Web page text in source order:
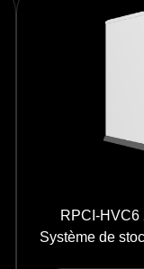
RPCI-HVC6
Système de